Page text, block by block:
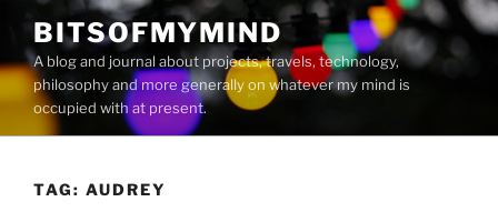
content
BITSOFMYMIND
A blog and journal about projects, travels, technology,
philosophy and more generally on whatever my mind is
occupied with at present.
TAG: AUDREY